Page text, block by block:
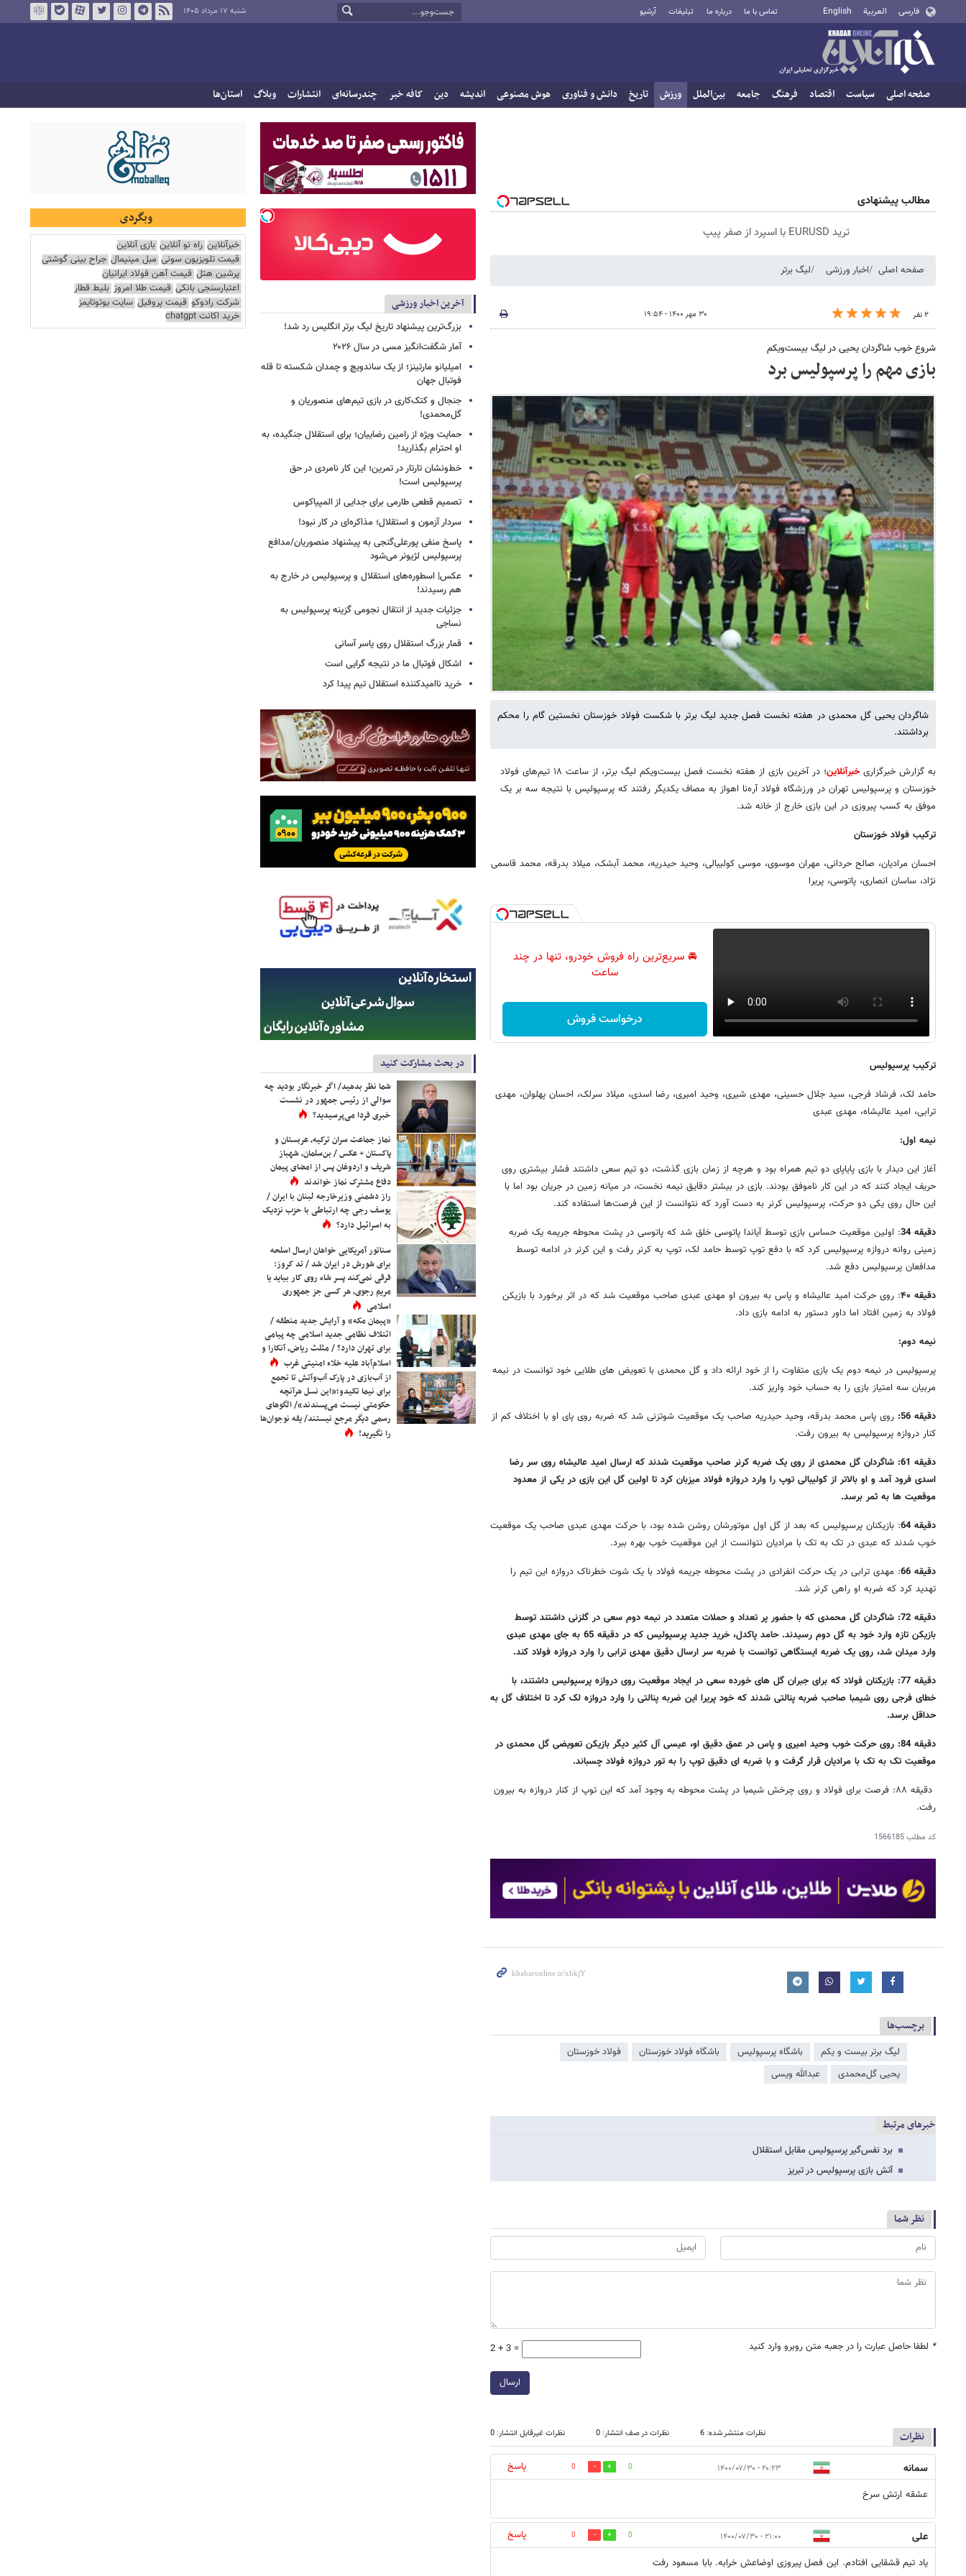
فارسی العربية English تماس با ما درباره ما تبلیغات آرشیو شنبه ۱۷ مرداد ۱۴۰۵
صفحه اصلی سیاست اقتصاد فرهنگ جامعه بین‌الملل ورزش تاریخ دانش و فناوری هوش مصنوعی اندیشه دین کافه خبر چندرسانه‌ای انتشارات وبلاگ استان‌ها
مطالب پیشنهادی
ترید EURUSD با اسپرد از صفر پیپ
صفحه اصلی اخبار ورزشی لیگ برتر
۲ نفر ۳۰ مهر ۱۴۰۰ - ۱۹:۵۴
شروع خوب شاگردان یحیی در لیگ بیست‌ویکم
بازی مهم را پرسپولیس برد
شاگردان یحیی گل محمدی در هفته نخست فصل جدید لیگ برتر با شکست فولاد خوزستان نخستین گام را محکم
برداشتند.
به گزارش خبرگزاریخبرآنلاین
؛ در آخرین بازی از هفته نخست فصل بیست‌ویکم لیگ برتر، از ساعت ۱۸ تیم‌های فولاد
خوزستان و پرسپولیس تهران در ورزشگاه فولاد آره‌نا اهواز به مصاف یکدیگر رفتند که پرسپولیس با نتیجه سه بر یک
موفق به کسب پیروزی در این بازی خارج از خانه شد.
ترکیب فولاد خوزستان
احسان مرادیان، صالح حردانی، مهران موسوی، موسی کولیبالی، وحید حیدریه، محمد آبشک، میلاد بدرقه، محمد قاسمی
نژاد، ساسان انصاری، پاتوسی، پریرا
🚘 سریع‌ترین راه فروش خودرو، تنها در چند
ساعت
درخواست فروش
ترکیب پرسپولیس
حامد لک، فرشاد فرجی، سید جلال حسینی، مهدی شیری، وحید امیری، رضا اسدی، میلاد سرلک، احسان پهلوان، مهدی
ترابی، امید عالیشاه، مهدی عبدی
نیمه اول:
آغاز این دیدار با بازی پایاپای دو تیم همراه بود و هرچه از زمان بازی گذشت، دو تیم سعی داشتند فشار بیشتری روی
حریف ایجاد کنند که در این کار ناموفق بودند. بازی در بیشتر دقایق نیمه نخست، در میانه زمین در جریان بود اما با
این حال روی یکی دو حرکت، پرسپولیس کرنر به دست آورد که نتوانست از این فرصت‌ها استفاده کند.
دقیقه 34
: اولین موقعیت حساس بازی توسط آیاندا پاتوسی خلق شد که پاتوسی در پشت محوطه جریمه یک ضربه
زمینی روانه دروازه پرسپولیس کرد که با دفع توپ توسط حامد لک، توپ به کرنر رفت و این کرنر در ادامه توسط
مدافعان پرسپولیس دفع شد.
دقیقه ۴۰
: روی حرکت امید عالیشاه و پاس به بیرون او مهدی عبدی صاحب موقعیت شد که در اثر برخورد با بازیکن
فولاد به زمین افتاد اما داور دستور به ادامه بازی داد.
نیمه دوم:
پرسپولیس در نیمه دوم یک بازی متفاوت را از خود ارائه داد و گل محمدی با تعویض های طلایی خود توانست در نیمه
مربیان سه امتیاز بازی را به حساب خود واریز کند.
دقیقه 56:
روی پاس محمد بدرقه، وحید حیدریه صاحب یک موقعیت شوتزنی شد که ضربه روی پای او با اختلاف کم از
کنار دروازه پرسپولیس به بیرون رفت.
دقیقه 61: شاگردان گل محمدی از روی یک ضربه کرنر صاحب موقعیت شدند که ارسال امید عالیشاه روی سر رضا
اسدی فرود آمد و او بالاتر از کولیبالی توپ را وارد دروازه فولاد میزبان کرد تا اولین گل این بازی در یکی از معدود
موقعیت ها به ثمر برسد.
دقیقه 64
: بازیکنان پرسپولیس که بعد از گل اول موتورشان روشن شده بود، با حرکت مهدی عبدی صاحب یک موقعیت
خوب شدند که عبدی در تک به تک با مرادیان نتوانست از این موقعیت خوب بهره ببرد.
دقیقه 66
: مهدی ترابی در یک حرکت انفرادی در پشت محوطه جریمه فولاد با یک شوت خطرناک دروازه این تیم را
تهدید کرد که ضربه او راهی کرنر شد.
دقیقه 72: شاگردان گل محمدی که با حضور پر تعداد و حملات متعدد در نیمه دوم سعی در گلزنی داشتند توسط
بازیکن تازه وارد خود به گل دوم رسیدند. حامد پاکدل، خرید جدید پرسپولیس که در دقیقه 65 به جای مهدی عبدی
وارد میدان شد، روی یک ضربه ایستگاهی توانست با ضربه سر ارسال دقیق مهدی ترابی را وارد دروازه فولاد کند.
دقیقه 77: بازیکنان فولاد که برای جبران گل های خورده سعی در ایجاد موقعیت روی دروازه پرسپولیس داشتند، با
خطای فرجی روی شیمبا صاحب ضربه پنالتی شدند که خود پریرا این ضربه پنالتی را وارد دروازه لک کرد تا اختلاف گل به
حداقل برسد.
دقیقه 84: روی حرکت خوب وحید امیری و پاس در عمق دقیق او، عیسی آل کثیر دیگر بازیکن تعویضی گل محمدی در
موقعیت تک به تک با مرادیان قرار گرفت و با ضربه ای دقیق توپ را به تور دروازه فولاد چسباند.
دقیقه ۸۸: فرصت برای فولاد و روی چرخش شیمبا در پشت محوطه به وجود آمد که این توپ از کنار دروازه به بیرون
رفت.
کد مطلب1566185
برچسب‌ها
لیگ برتر بیست و یکم باشگاه پرسپولیس باشگاه فولاد خوزستان
فولاد خوزستان
یحیی گل‌محمدی
عبدالله ویسی
خبرهای مرتبط
برد نفس‌گیر پرسپولیس مقابل استقلال
آتش بازی پرسپولیس در تبریز
نظر شما
* لطفا حاصل عبارت را در جعبه متن روبرو وارد کنید 2 + 3 =
ارسال
نظرات نظرات منتشر شده: 6 نظرات در صف انتشار: 0 نظرات غیرقابل انتشار: 0
سمانه ۲۰:۲۳ - ۱۴۰۰/۰۷/۳۰ 0
0
پاسخ
عشقه ارتش سرخ
علی ۲۱:۰۰ - ۱۴۰۰/۰۷/۳۰ 0
0
پاسخ
یاد تیم قشقایی افتادم. این فصل پیروزی اوضاعش خرابه. بابا مسعود رفت
آخرین اخبار ورزشی
بزرگ‌ترین پیشنهاد تاریخ لیگ برتر انگلیس رد شد!
آمار شگفت‌انگیز مسی در سال ۲۰۲۶
امیلیانو مارتینز؛ از یک ساندویچ و چمدان شکسته تا قله
فوتبال جهان
جنجال و کتک‌کاری در بازی تیم‌های منصوریان و
گل‌محمدی!
حمایت ویژه از رامین رضاییان؛ برای استقلال جنگیده، به
او احترام بگذارید!
خط‌ونشان تارتار در تمرین؛ این کار نامردی در حق
پرسپولیس است!
تصمیم قطعی طارمی برای جدایی از المپیاکوس
سردار آزمون و استقلال؛ مذاکره‌ای در کار نبود!
پاسخ منفی پورعلی‌گنجی به پیشنهاد منصوریان/مدافع
پرسپولیس لژیونر می‌شود
عکس| اسطوره‌های استقلال و پرسپولیس در خارج به
هم رسیدند!
جزئیات جدید از انتقال نجومی گزینه پرسپولیس به
نساجی
قمار بزرگ استقلال روی یاسر آسانی
اشکال فوتبال ما در نتیجه گرایی است
خرید ناامیدکننده استقلال تیم پیدا کرد
در بحث مشارکت کنید
شما نظر بدهید/ اگر خبرنگار بودید چه
سوالی از رئیس جمهور در نشست
خبری فردا می‌پرسیدید؟
نماز جماعت سران ترکیه، عربستان و
پاکستان + عکس / بن‌سلمان، شهباز
شریف و اردوغان پس از امضای پیمان
دفاع مشترک نماز خواندند
راز دشمنی وزیرخارجه لبنان با ایران /
یوسف رجی چه ارتباطی با حزب نزدیک
به اسرائیل دارد؟
سناتور آمریکایی خواهان ارسال اسلحه
برای شورش در ایران شد / تد کروز:
فرقی نمی‌کند پسر شاه روی کار بیاید یا
مریم رجوی، هر کسی جز جمهوری
اسلامی
«پیمان مکه» و آرایش جدید منطقه /
ائتلاف نظامی جدید اسلامی چه پیامی
برای تهران دارد؟ / مثلث ریاض، آنکارا و
اسلام‌آباد علیه خلاء امنیتی غرب
از آب‌بازی در پارک آب‌وآتش تا تجمع
برای نیما تکیدو؛«این نسل هرآنچه
حکومتی نیست می‌پسندند»/ الگوهای
رسمی دیگر مرجع نیستند/ یقه نوجوان‌ها
را نگیرید!
وبگردی
خبرآنلاین راه نو آنلاین بازی آنلاین
قیمت تلویزیون سونی مبل مینیمال جراح بینی گوشتی
پرشین هتل قیمت آهن فولاد ایرانیان
اعتبارسنجی بانکی قیمت طلا امروز بلیط قطار
شرکت رادوکو قیمت پروفیل سایت یوتوتایمز
خرید اکانت chatgpt